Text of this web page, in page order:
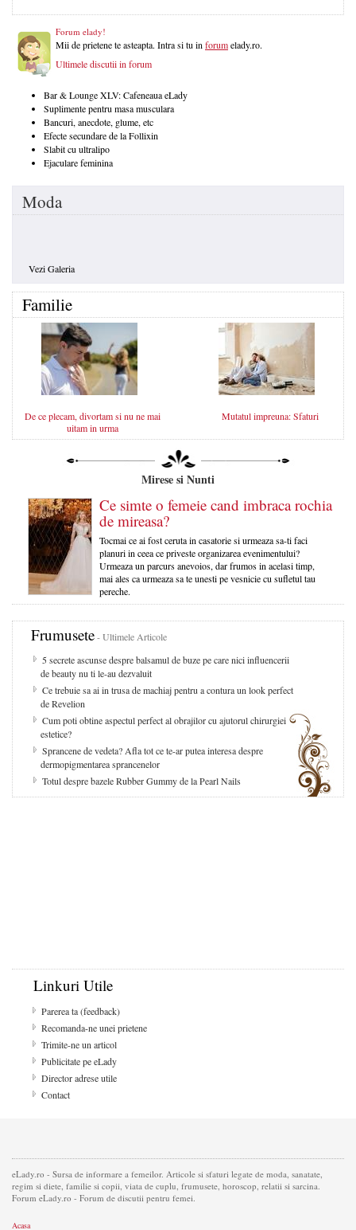
Forum elady!
Mii de prietene te asteapta. Intra si tu in forumelady.ro.
Ultimele discutii in forum
Bar & Lounge XLV: Cafeneaua eLady
Suplimente pentru masa musculara
Bancuri, anecdote, glume, etc
Efecte secundare de la Follixin
Slabit cu ultralipo
Ejaculare feminina
Moda
Vezi Galeria
Familie
De ce plecam, divortam si nu ne mai
uitam in urma
Mutatul impreuna: Sfaturi
Mirese si Nunti
Ce simte o femeie cand imbraca rochia
de mireasa?
Tocmai ce ai fost ceruta in casatorie si urmeaza sa-ti faci
planuri in ceea ce priveste organizarea evenimentului?
Urmeaza un parcurs anevoios, dar frumos in acelasi timp,
mai ales ca urmeaza sa te unesti pe vesnicie cu sufletul tau
pereche.
Frumusete- Ultimele Articole
5 secrete ascunse despre balsamul de buze pe care nici influencerii
de beauty nu ti le-au dezvaluit
Ce trebuie sa ai in trusa de machiaj pentru a contura un look perfect
de Revelion
Cum poti obtine aspectul perfect al obrajilor cu ajutorul chirurgiei
estetice?
Sprancene de vedeta? Afla tot ce te-ar putea interesa despre
dermopigmentarea sprancenelor
Totul despre bazele Rubber Gummy de la Pearl Nails
Linkuri Utile
Parerea ta (feedback)
Recomanda-ne unei prietene
Trimite-ne un articol
Publicitate pe eLady
Director adrese utile
Contact
eLady.ro - Sursa de informare a femeilor. Articole si sfaturi legate de moda, sanatate,
regim si diete, familie si copii, viata de cuplu, frumusete, horoscop, relatii si sarcina.
Forum eLady.ro - Forum de discutii pentru femei.
Acasa